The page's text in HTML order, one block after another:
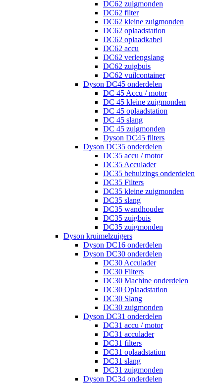
DC62 zuigmonden
DC62 filter
DC62 kleine zuigmonden
DC62 oplaadstation
DC62 oplaadkabel
DC62 accu
DC62 verlengslang
DC62 zuigbuis
DC62 vuilcontainer
Dyson DC45 onderdelen
DC 45 Accu / motor
DC 45 kleine zuigmonden
DC 45 oplaadstation
DC 45 slang
DC 45 zuigmonden
Dyson DC45 filters
Dyson DC35 onderdelen
DC35 accu / motor
DC35 Acculader
DC35 behuizings onderdelen
DC35 Filters
DC35 kleine zuigmonden
DC35 slang
DC35 wandhouder
DC35 zuigbuis
DC35 zuigmonden
Dyson kruimelzuigers
Dyson DC16 onderdelen
Dyson DC30 onderdelen
DC30 Acculader
DC30 Filters
DC30 Machine onderdelen
DC30 Oplaadstation
DC30 Slang
DC30 zuigmonden
Dyson DC31 onderdelen
DC31 accu / motor
DC31 acculader
DC31 filters
DC31 oplaadstation
DC31 slang
DC31 zuigmonden
Dyson DC34 onderdelen